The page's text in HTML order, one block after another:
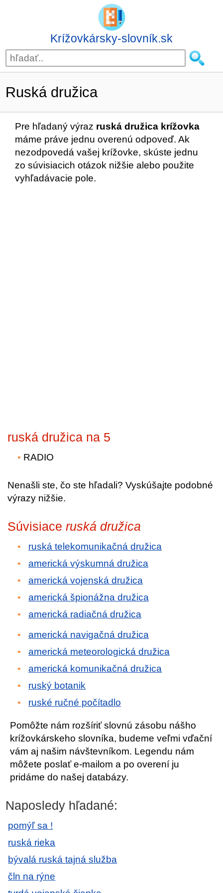
Krížovkársky-slovník.sk
Ruská družica
Pre hľadaný výraz ruská družica krížovka
máme práve jednu overenú odpoveď. Ak
nezodpovedá vašej krížovke, skúste jednu
zo súvisiacich otázok nižšie alebo použite
vyhľadávacie pole.
ruská družica na 5
RADIO
Nenašli ste, čo ste hľadali? Vyskúšajte podobné
výrazy nižšie.
Súvisiace ruská družica
ruská telekomunikačná družica
americká výskumná družica
americká vojenská družica
americká špionážna družica
americká radiačná družica
americká navigačná družica
americká meteorologická družica
americká komunikačná družica
ruský botanik
ruské ručné počítadlo
Pomôžte nám rozšíriť slovnú zásobu nášho
krížovkárskeho slovníka, budeme veľmi vďační
vám aj našim návštevníkom. Legendu nám
môžete poslať e-mailom a po overení ju
pridáme do našej databázy.
Naposledy hľadané:
pomýľ sa !
ruská rieka
bývalá ruská tajná služba
čln na rýne